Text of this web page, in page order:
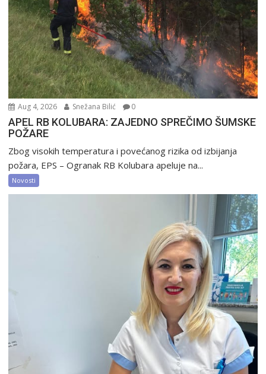
Aug 4, 2026 Snežana Bilić 0
APEL RB KOLUBARA: ZAJEDNO SPREČIMO ŠUMSKE
POŽARE
Zbog visokih temperatura i povećanog rizika od izbijanja
požara, EPS – Ogranak RB Kolubara apeluje na...
Novosti